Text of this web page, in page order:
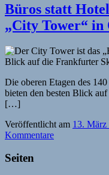
Büros statt
„City Tower“ in
Die oberen Etagen des
bieten den besten Blick
[…]
Veröffentlicht am 13. März
Kommentare
Seiten